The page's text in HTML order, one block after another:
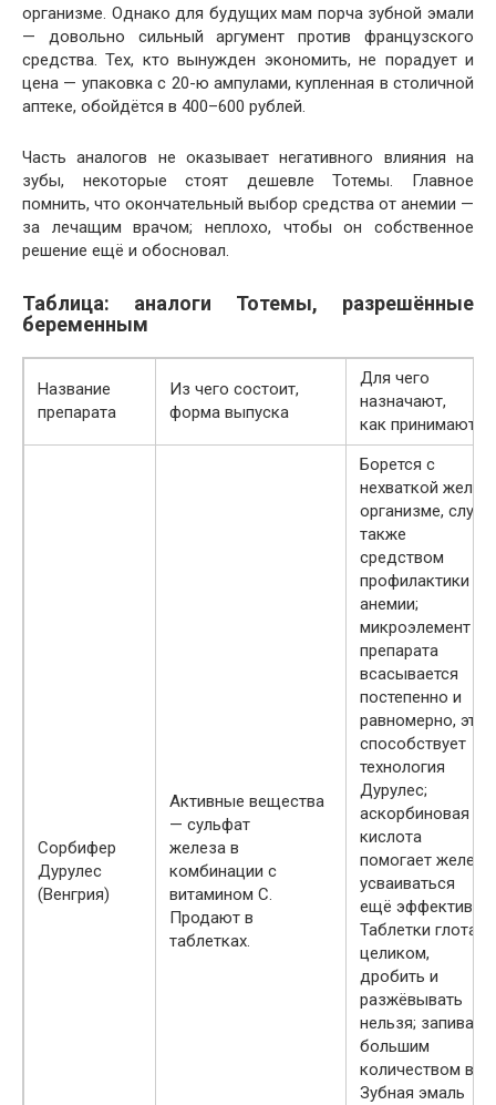
организме. Однако для будущих мам порча зубной эмали
— довольно сильный аргумент против французского
средства. Тех, кто вынужден экономить, не порадует и
цена — упаковка с 20-ю ампулами, купленная в столичной
аптеке, обойдётся в 400–600 рублей.
Часть аналогов не оказывает негативного влияния на
зубы, некоторые стоят дешевле Тотемы. Главное
помнить, что окончательный выбор средства от анемии —
за лечащим врачом; неплохо, чтобы он собственное
решение ещё и обосновал.
Таблица: аналоги Тотемы, разрешённые
беременным
Название
препарата
Из чего состоит,
форма выпуска
Для чего
назначают,
как принимают
Сорбифер
Дурулес
(Венгрия)
Активные вещества
— сульфат
железа в
комбинации с
витамином С.
Продают в
таблетках.
Борется с
нехваткой
организме,
также
средством
профилактики
анемии;
микроэлемент из
препарата
всасывается
постепенно и
равномерно,
способствует
технология
Дурулес;
аскорбиновая
кислота
помогает железу
усваиваться
ещё
Таблетки
целиком,
дробить и
разжёвывать
нельзя; запивают
большим
количеством
Зубная эмаль